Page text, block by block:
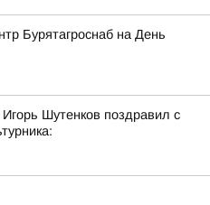
Бурятагроснаб на День
Шутенков поздравил с